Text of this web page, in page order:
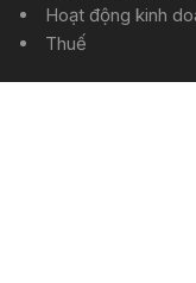
Hoạt động kinh
Thuế